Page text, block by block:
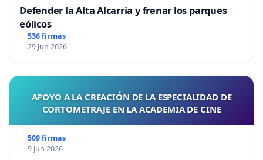
Defender la Alta Alcarria y frenar los parques
eólicos
536 firmas
29 Jun 2026
APOYO A LA CREACIÓN DE LA ESPECIALIDAD DE
CORTOMETRAJE EN LA ACADEMIA DE CINE
509 firmas
9 Jun 2026